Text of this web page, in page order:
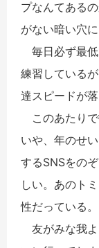
プなんてある
がない暗い穴
毎日必ず最
練習している
達スピードが落
このあたりで
いや、年のせ
するSNSをの
しい。あのト
性だっている。
友がみな我よ